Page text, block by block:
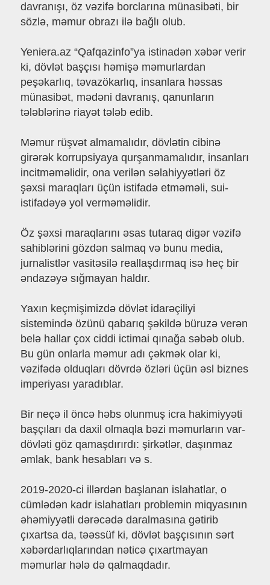
davranışı, öz vəzifə borclarına münasibəti, bir
sözlə, məmur obrazı ilə bağlı olub.
Yeniera.az “Qafqazinfo”ya istinadən xəbər verir
ki, dövlət başçısı həmişə məmurlardan
peşəkarlıq, təvazökarlıq, insanlara həssas
münasibət, mədəni davranış, qanunların
tələblərinə riayət tələb edib.
Məmur rüşvət almamalıdır, dövlətin cibinə
girərək korrupsiyaya qurşanmamalıdır, insanları
incitməməlidir, ona verilən səlahiyyətləri öz
şəxsi maraqları üçün istifadə etməməli, sui-
istifadəyə yol verməməlidir.
Öz şəxsi maraqlarını əsas tutaraq digər vəzifə
sahiblərini gözdən salmaq və bunu media,
jurnalistlər vasitəsilə reallaşdırmaq isə heç bir
əndazəyə sığmayan haldır.
Yaxın keçmişimizdə dövlət idarəçiliyi
sistemində özünü qabarıq şəkildə büruzə verən
belə hallar çox ciddi ictimai qınağa səbəb olub.
Bu gün onlarla məmur adı çəkmək olar ki,
vəzifədə olduqları dövrdə özləri üçün əsl biznes
imperiyası yaradıblar.
Bir neçə il öncə həbs olunmuş icra hakimiyyəti
başçıları da daxil olmaqla bəzi məmurların var-
dövləti göz qamaşdırırdı: şirkətlər, daşınmaz
əmlak, bank hesabları və s.
2019-2020-ci illərdən başlanan islahatlar, o
cümlədən kadr islahatları problemin miqyasının
əhəmiyyətli dərəcədə daralmasına gətirib
çıxartsa da, təəssüf ki, dövlət başçısının sərt
xəbərdarlıqlarından nəticə çıxartmayan
məmurlar hələ də qalmaqdadır.